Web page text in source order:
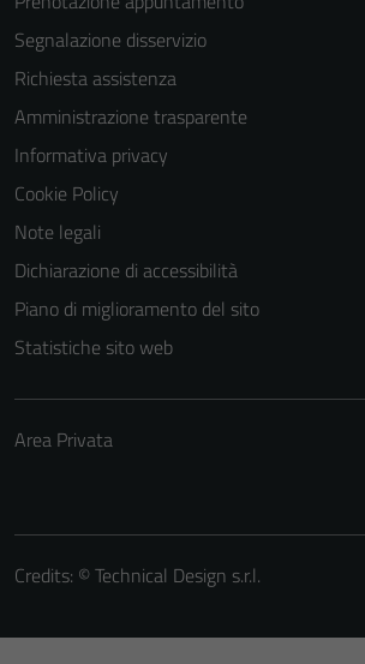
Segnalazione disservizio
Richiesta assistenza
Amministrazione trasparente
Informativa privacy
Cookie Policy
Note legali
Dichiarazione di accessibilità
Piano di miglioramento del sito
Statistiche sito web
Area Privata
Credits: ©Technical Design s.r.l.